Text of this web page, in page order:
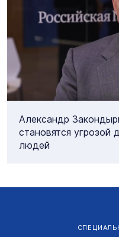
Александр
становятся угрозой
людей